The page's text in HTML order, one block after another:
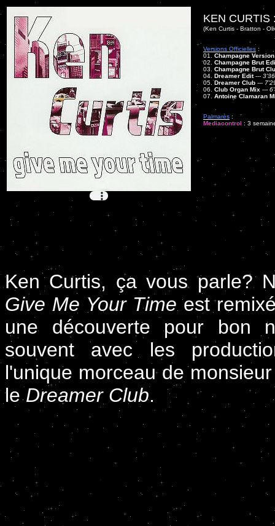
KEN CURTIS
(Ken Curtis - Bratton -
Versions Officielles :
01. Champagne
02. Champagne Brut
03.Champagne Brut
04. Dreamer Edit--- 3'36
05.Dreamer Club ---
06. Club Organ Mix ---
07. Antoine Clamaran
Palmarès :
Mediacontrol : 3
Ken Curtis, ça vous parle?
Give Me Your Time est
une découverte pour bon
souvent avec les
l'unique morceau de
leDreamer Club.